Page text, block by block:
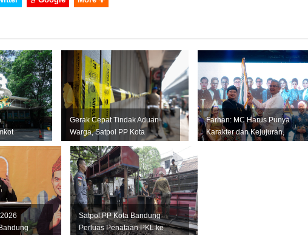
Gerak Cepat Tindak Aduan
Warga, Satpol PP Kota
Bandung Segel Empat Kios
Miras Il...
Farhan: MC Harus Punya
Karakter dan Kejujuran,
Satpol PP Kota Bandung
Perluas Penataan PKL ke